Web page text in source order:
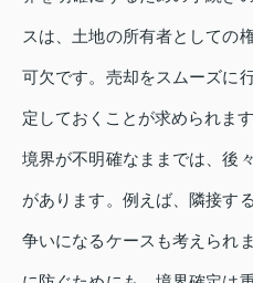
スは、土地の所有者としての
可欠です。売却をスムーズに
定しておくことが求められます
境界が不明確なままでは、後
があります。例えば、隣接す
争いになるケースも考えられ